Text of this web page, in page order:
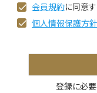
会員規約に同意
個人情報保護方針
登録に必要